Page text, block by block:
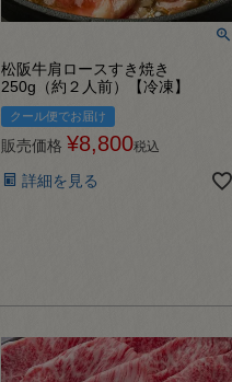
松阪牛肩ロースすき焼き
250g（約２人前）【冷凍】
クール便でお届け
販売価格 ¥8,800税込
詳細を見る